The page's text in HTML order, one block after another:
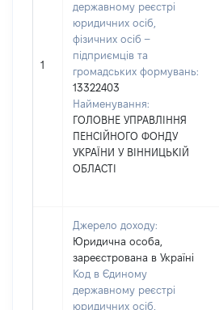
1
державному реєстрі
юридичних осіб,
фізичних осіб –
підприємців та
громадських формувань:
13322403
Найменування:
ГОЛОВНЕ УПРАВЛІННЯ
ПЕНСІЙНОГО ФОНДУ
УКРАЇНИ У ВІННИЦЬКІЙ
ОБЛАСТІ
Джерело доходу:
Юридична особа,
зареєстрована в Україні
Код в Єдиному
державному реєстрі
юридичних осіб,